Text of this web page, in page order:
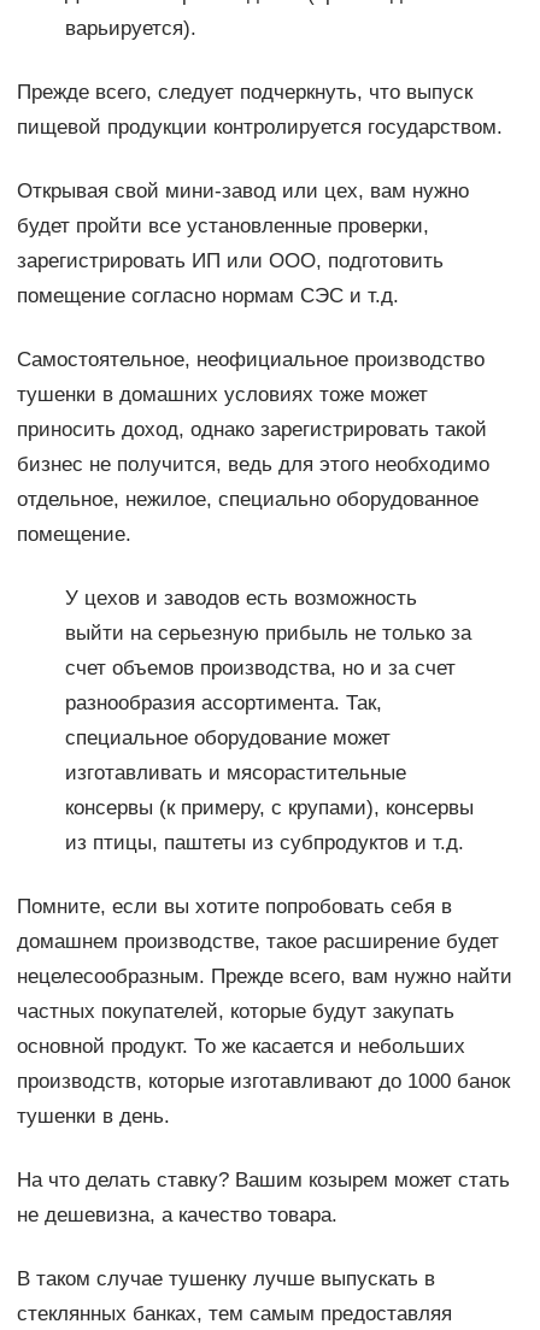
варьируется).
Прежде всего, следует подчеркнуть, что выпуск
пищевой продукции контролируется государством.
Открывая свой мини-завод или цех, вам нужно
будет пройти все установленные проверки,
зарегистрировать ИП или ООО, подготовить
помещение согласно нормам СЭС и т.д.
Самостоятельное, неофициальное производство
тушенки в домашних условиях тоже может
приносить доход, однако зарегистрировать такой
бизнес не получится, ведь для этого необходимо
отдельное, нежилое, специально оборудованное
помещение.
У цехов и заводов есть возможность
выйти на серьезную прибыль не только за
счет объемов производства, но и за счет
разнообразия ассортимента. Так,
специальное оборудование может
изготавливать и мясорастительные
консервы (к примеру, с крупами), консервы
из птицы, паштеты из субпродуктов и т.д.
Помните, если вы хотите попробовать себя в
домашнем производстве, такое расширение будет
нецелесообразным. Прежде всего, вам нужно найти
частных покупателей, которые будут закупать
основной продукт. То же касается и небольших
производств, которые изготавливают до 1000 банок
тушенки в день.
На что делать ставку? Вашим козырем может стать
не дешевизна, а качество товара.
В таком случае тушенку лучше выпускать в
стеклянных банках, тем самым предоставляя